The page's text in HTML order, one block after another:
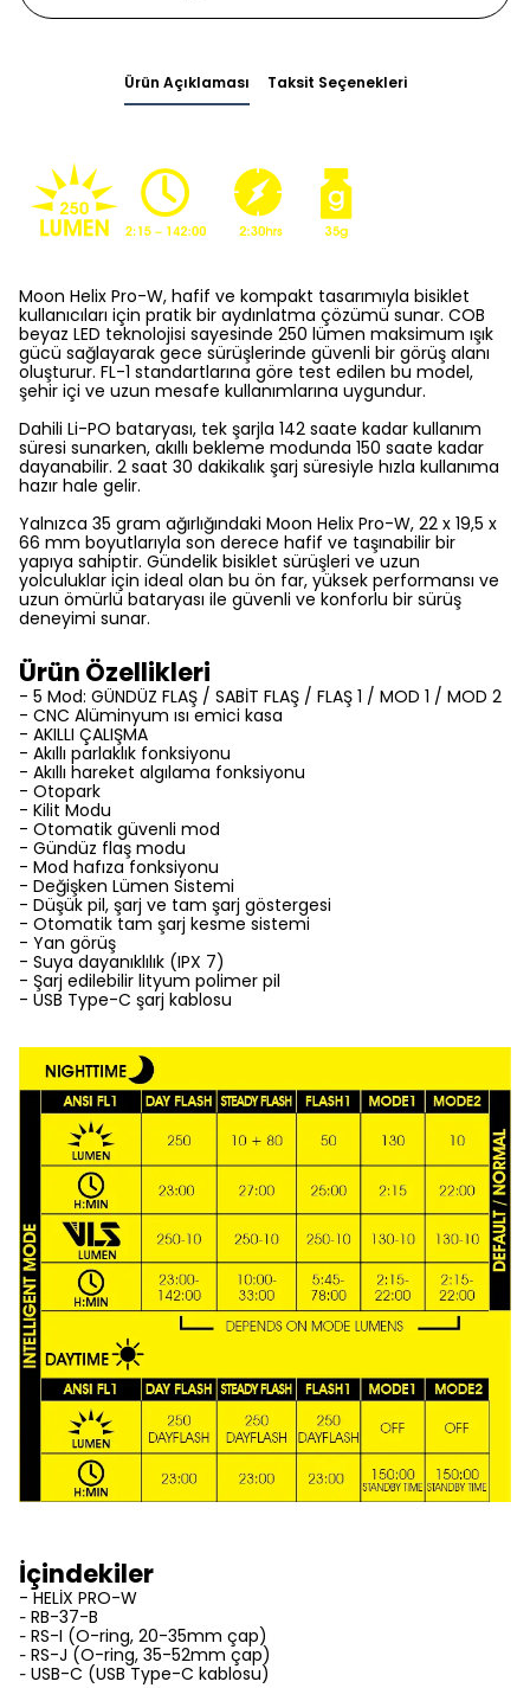
Ürün Açıklaması Taksit Seçenekleri
Moon Helix Pro-W, hafif ve kompakt tasarımıyla bisiklet
kullanıcıları için pratik bir aydınlatma çözümü sunar. COB
beyaz LED teknolojisi sayesinde 250 lümen maksimum ışık
gücü sağlayarak gece sürüşlerinde güvenli bir görüş alanı
oluşturur. FL-1 standartlarına göre test edilen bu model,
şehir içi ve uzun mesafe kullanımlarına uygundur.
Dahili Li-PO bataryası, tek şarjla 142 saate kadar kullanım
süresi sunarken, akıllı bekleme modunda 150 saate kadar
dayanabilir. 2 saat 30 dakikalık şarj süresiyle hızla kullanıma
hazır hale gelir.
Yalnızca 35 gram ağırlığındaki Moon Helix Pro-W, 22 x 19,5 x
66 mm boyutlarıyla son derece hafif ve taşınabilir bir
yapıya sahiptir. Gündelik bisiklet sürüşleri ve uzun
yolculuklar için ideal olan bu ön far, yüksek performansı ve
uzun ömürlü bataryası ile güvenli ve konforlu bir sürüş
deneyimi sunar.
Ürün Özellikleri
- 5 Mod: GÜNDÜZ FLAŞ / SABİT FLAŞ / FLAŞ 1 / MOD 1 / MOD 2
- CNC Alüminyum ısı emici kasa
- AKILLI ÇALIŞMA
- Akıllı parlaklık fonksiyonu
- Akıllı hareket algılama fonksiyonu
- Otopark
- Kilit Modu
- Otomatik güvenli mod
- Gündüz flaş modu
- Mod hafıza fonksiyonu
- Değişken Lümen Sistemi
- Düşük pil, şarj ve tam şarj göstergesi
- Otomatik tam şarj kesme sistemi
- Yan görüş
- Suya dayanıklılık (IPX 7)
- Şarj edilebilir lityum polimer pil
- USB Type-C şarj kablosu
İçindekiler
- HELİX PRO-W
- RB-37-B
- RS-I (O-ring, 20-35mm çap)
- RS-J (O-ring, 35-52mm çap)
- USB-C (USB Type-C kablosu)